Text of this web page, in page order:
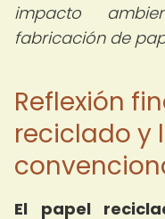
impacto
fabricación de
Reflexión
reciclado y
El papel